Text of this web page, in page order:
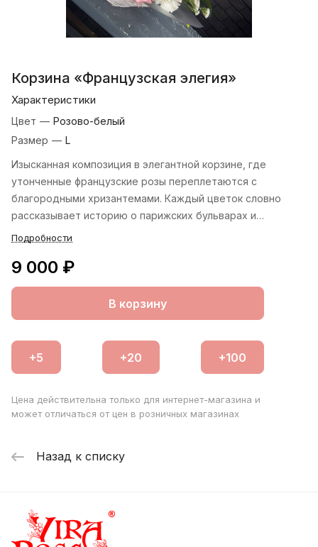
Корзина «Французская элегия»
Характеристики
Цвет — Розово-белый
Размер — L
Изысканная композиция в элегантной корзине, где
утонченные французские розы переплетаются с
благородными хризантемами. Каждый цветок словно
рассказывает историю о парижских бульварах и
романтических прогулках под осенним небом. Этот букет
Подробности
9 000 ₽
В корзину
Цена действительна только для интернет-магазина и
может отличаться от цен в розничных магазинах
Назад к списку